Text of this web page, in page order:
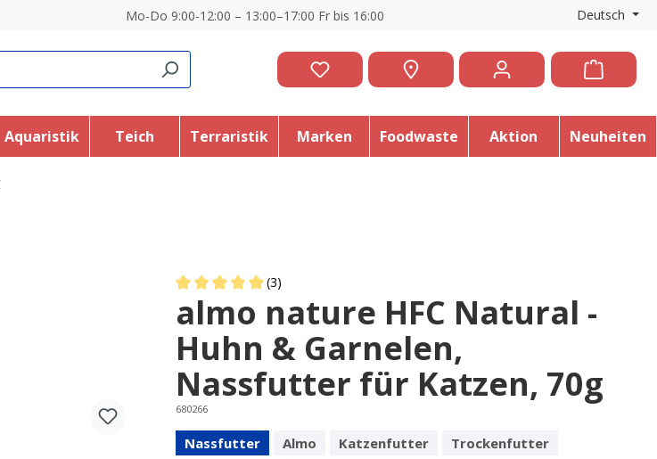
Mo-Do 9:00-12:00 – 13:00–17:00 Fr bis 16:00 Deutsch
Aquaristik Teich Terraristik Marken Foodwaste Aktion Neuheiten
Average rating of 5 out of 5 stars
(3)
almo nature HFC Natural -
Huhn & Garnelen,
Nassfutter für Katzen, 70g
680266
Nassfutter Almo Katzenfutter
Trockenfutter